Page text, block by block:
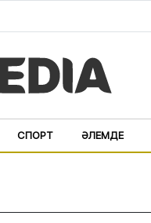
СПОРТ ӘЛЕМДЕ